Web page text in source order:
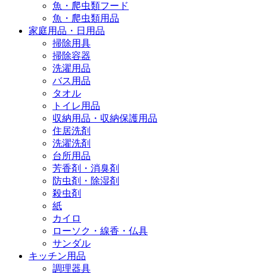
魚・爬虫類フード
魚・爬虫類用品
家庭用品・日用品
掃除用具
掃除容器
洗濯用品
バス用品
タオル
トイレ用品
収納用品・収納保護用品
住居洗剤
洗濯洗剤
台所用品
芳香剤・消臭剤
防虫剤・除湿剤
殺虫剤
紙
カイロ
ローソク・線香・仏具
サンダル
キッチン用品
調理器具